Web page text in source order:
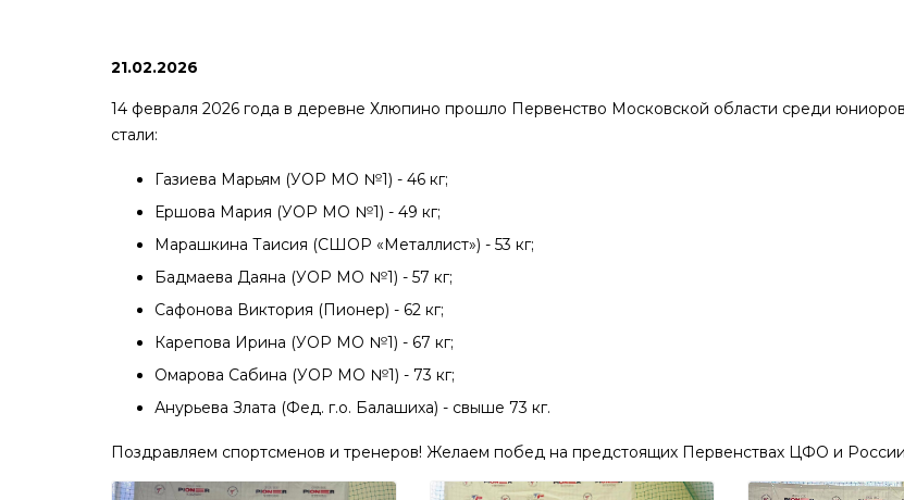
21.02.2026
14 февраля 2026 года в деревне Хлюпино прошло Первенство Московской области среди
стали:
Газиева Марьям (УОР МО №1) - 46 кг;
Ершова Мария (УОР МО №1) - 49 кг;
Марашкина Таисия (СШОР «Металлист») - 53 кг;
Бадмаева Даяна (УОР МО №1) - 57 кг;
Сафонова Виктория (Пионер) - 62 кг;
Карепова Ирина (УОР МО №1) - 67 кг;
Омарова Сабина (УОР МО №1) - 73 кг;
Анурьева Злата (Фед. г.о. Балашиха) - свыше 73 кг.
Поздравляем спортсменов и тренеров! Желаем побед на предстоящих Первенствах ЦФО и